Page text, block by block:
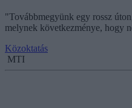
"Továbbmegyünk egy rossz
melynek következménye, hogy
Közoktatás
MTI